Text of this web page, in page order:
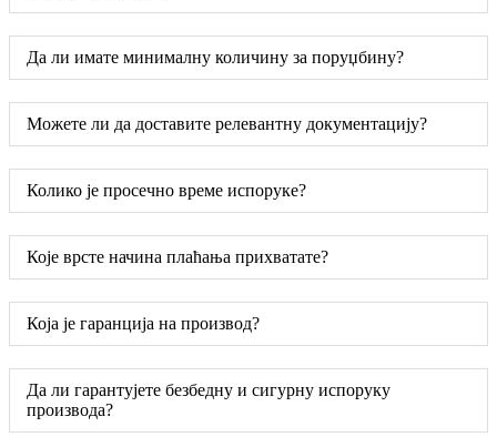
Да ли имате минималну количину за поруџбину?
Можете ли да доставите релевантну документацију?
Колико је просечно време испоруке?
Које врсте начина плаћања прихватате?
Која је гаранција на производ?
Да ли гарантујете безбедну и сигурну испоруку
производа?